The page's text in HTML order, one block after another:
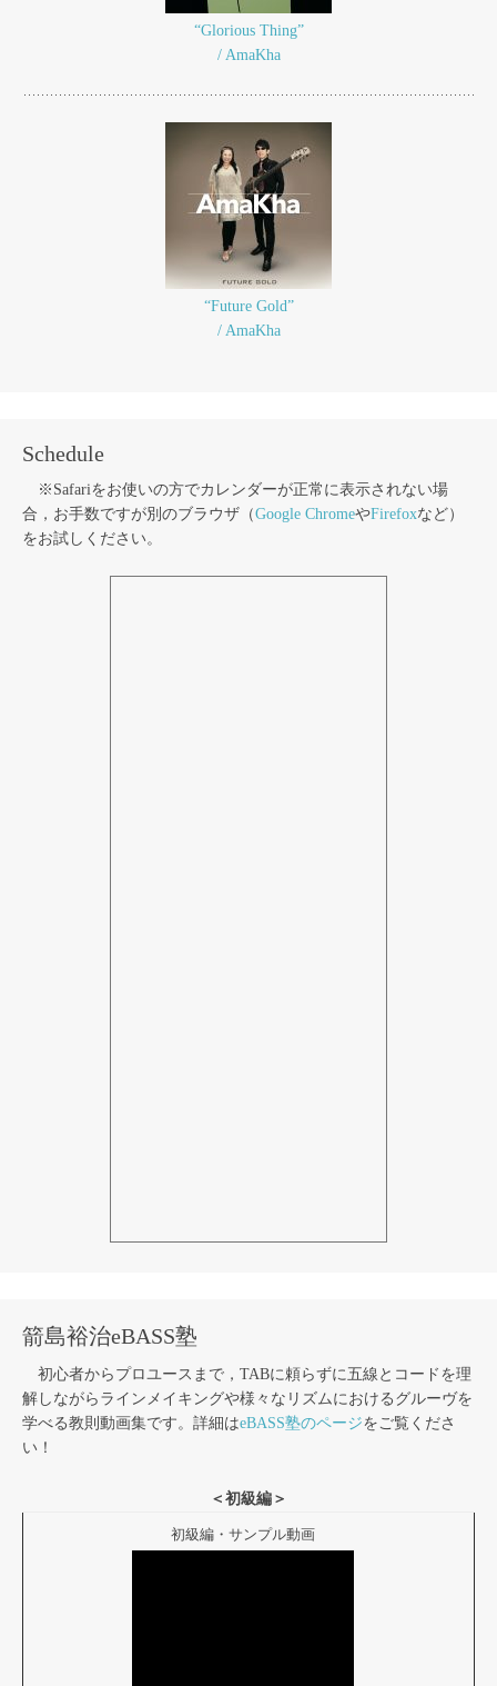
“Glorious Thing”
/ AmaKha
“Future Gold”
/ AmaKha
Schedule
※Safariをお使いの方でカレンダーが正常に表示されない場
合，お手数ですが別のブラウザ（Google ChromeやFirefoxなど）
をお試しください。
箭島裕治eBASS塾
初心者からプロユースまで，TABに頼らずに五線とコードを理
解しながらラインメイキングや様々なリズムにおけるグルーヴを
学べる教則動画集です。詳細はeBASS塾のページをご覧くださ
い！
＜初級編＞
初級編・サンプル動画